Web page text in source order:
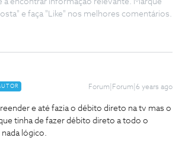
a encontrar informação relevante. Marque
e faça "Like" nos melhores comentários.
Forum|Forum|6 years ago
e até fazia o débito direto na tv mas o
tinha de fazer débito direto a todo o
lógico.